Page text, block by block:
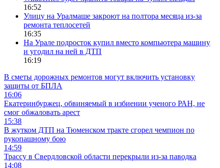
16:52
Улицу на Уралмаше закроют на полтора месяца из-за
ремонта теплосетей
16:35
На Урале подросток купил вместо компьютера машину
и угодил на ней в ДТП
16:19
В сметы дорожных ремонтов могут включить установку
защиты от БПЛА
16:06
Екатеринбуржец, обвиняемый в избиении ученого РАН, не
смог обжаловать арест
15:38
В жутком ДТП на Тюменском тракте сгорел чемпион по
рукопашному бою
14:59
Трассу в Свердловской области перекрыли из-за паводка
14:08